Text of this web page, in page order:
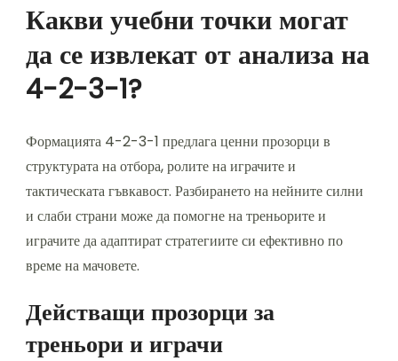
Какви учебни точки могат
да се извлекат от анализа на
4-2-3-1?
Формацията 4-2-3-1 предлага ценни прозорци в
структурата на отбора, ролите на играчите и
тактическата гъвкавост. Разбирането на нейните силни
и слаби страни може да помогне на треньорите и
играчите да адаптират стратегиите си ефективно по
време на мачовете.
Действащи прозорци за
треньори и играчи